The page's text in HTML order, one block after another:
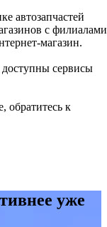
автозапчастей
с филиалами
магазин.
сервисы
обратитесь к
уже